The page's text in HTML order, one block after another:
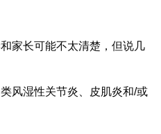
家长可能不太清楚，但说几
风湿性关节炎、皮肌炎和/或